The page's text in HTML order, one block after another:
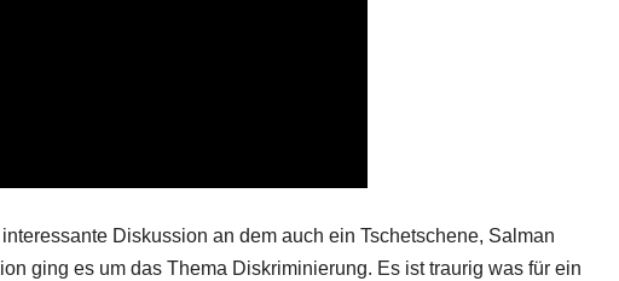
Diskussion an dem auch ein Tschetschene, Salman
ging es um das Thema Diskriminierung. Es ist traurig was für ein